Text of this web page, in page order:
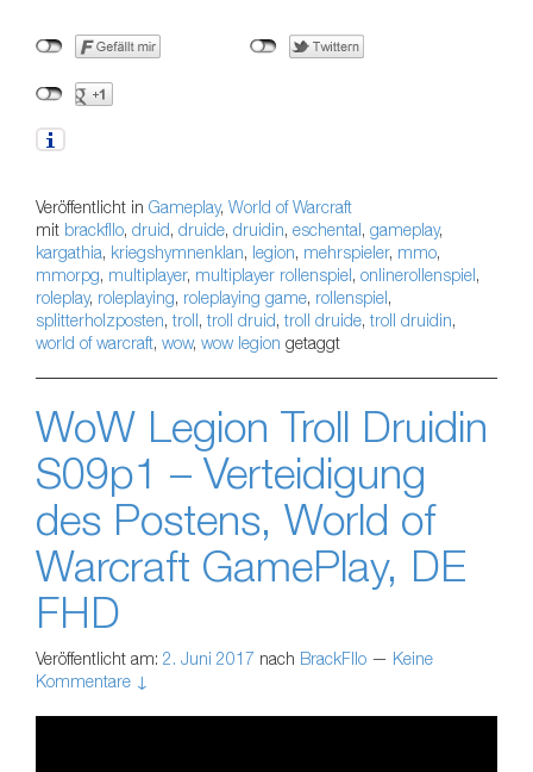
Veröffentlicht in Gameplay, World of Warcraft
mit brackfllo, druid, druide, druidin, eschental , gameplay,
kargathia, kriegshymnenklan, legion, mehrspieler, mmo,
mmorpg, multiplayer, multiplayer rollenspiel , onlinerollenspiel ,
roleplay, roleplaying, roleplaying game, rollenspiel ,
splitterholzposten,troll ,troll druid,troll druide,troll druidin,
world of warcraft, wow, wow legion getaggt
WoW Legion Troll Druidin
S09p1 – Verteidigung
des Postens, World of
Warcraft GamePlay, DE
FHD
Veröffentlicht am: 2. Juni 2017 nach BrackFllo — Keine
Kommentare ↓